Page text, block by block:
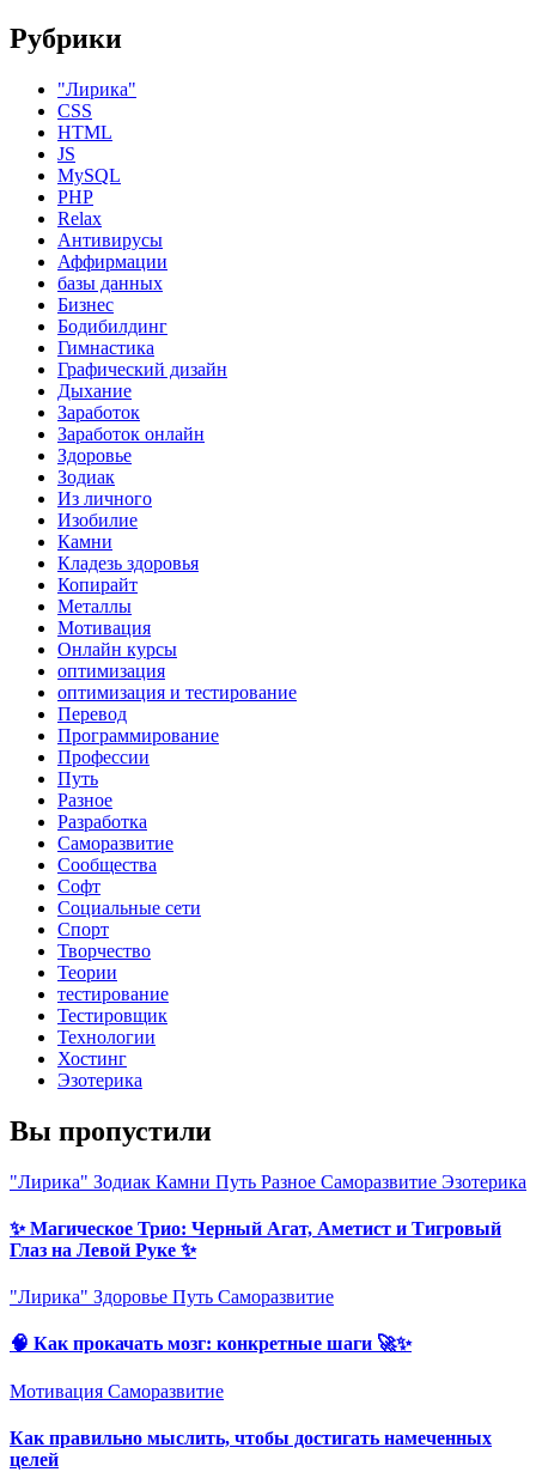
Рубрики
"Лирика"
CSS
HTML
JS
MySQL
PHP
Relax
Антивирусы
Аффирмации
базы данных
Бизнес
Бодибилдинг
Гимнастика
Графический дизайн
Дыхание
Заработок
Заработок онлайн
Здоровье
Зодиак
Из личного
Изобилие
Камни
Кладезь здоровья
Копирайт
Металлы
Мотивация
Онлайн курсы
оптимизация
оптимизация и тестирование
Перевод
Программирование
Профессии
Путь
Разное
Разработка
Саморазвитие
Сообщества
Софт
Социальные сети
Спорт
Творчество
Теории
тестирование
Тестировщик
Технологии
Хостинг
Эзотерика
Вы пропустили
"Лирика" Зодиак Камни Путь Разное Саморазвитие Эзотерика
✨ Магическое Трио: Черный Агат, Аметист и Тигровый
Глаз на Левой Руке ✨
"Лирика" Здоровье Путь Саморазвитие
🧠 Как прокачать мозг: конкретные шаги 🚀✨
Мотивация Саморазвитие
Как правильно мыслить, чтобы достигать намеченных
целей